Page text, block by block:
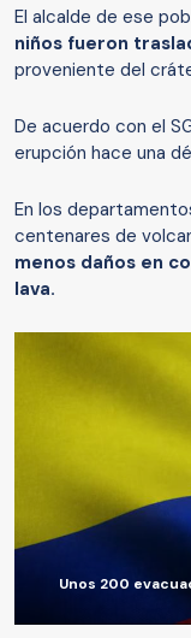
El alcalde de ese
niños fueron
proveniente del
De acuerdo con el
erupción hace una
En los
centenares de
menos daños en
lava.
Unos 200